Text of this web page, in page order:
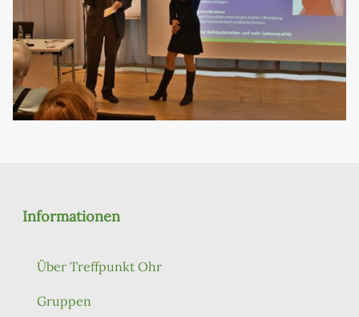
Informationen
Über Treffpunkt Ohr
Gruppen